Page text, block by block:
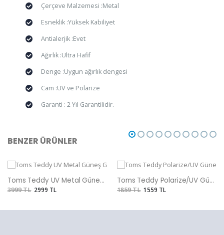
Çerçeve Malzemesi :Metal
Esneklik :Yüksek Kabiliyet
Antialerjik :Evet
Ağırlık :Ultra Hafif
Denge :Uygun ağırlık dengesi
Cam :UV ve Polarize
Garanti : 2 Yıl Garantilidir.
BENZER ÜRÜNLER
Toms Teddy UV Metal Güneş Gözlüğü
3999 TL 2999 TL
Toms Teddy Polarize/UV Güneş Gözlüğü
1859 TL 1559 TL